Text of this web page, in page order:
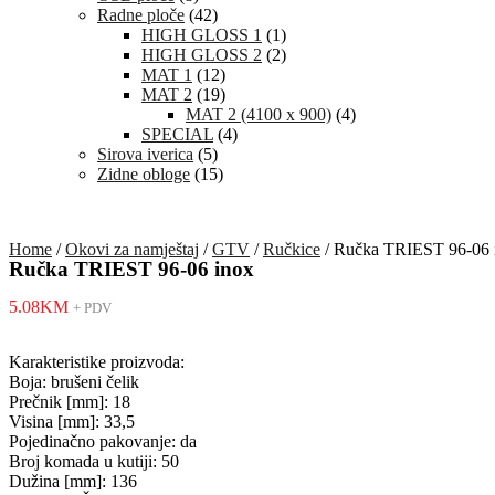
Radne ploče (42)
HIGH GLOSS 1 (1)
HIGH GLOSS 2 (2)
MAT 1 (12)
MAT 2 (19)
MAT 2 (4100 x 900) (4)
SPECIAL (4)
Sirova iverica (5)
Zidne obloge (15)
Home /Okovi za namještaj /GTV /Ručkice / Ručka TRIEST 96-06
Ručka TRIEST 96-06 inox
5.08KM + PDV
Karakteristike proizvoda:
Boja: brušeni čelik
Prečnik [mm]: 18
Visina [mm]: 33,5
Pojedinačno pakovanje: da
Broj komada u kutiji: 50
Dužina [mm]: 136